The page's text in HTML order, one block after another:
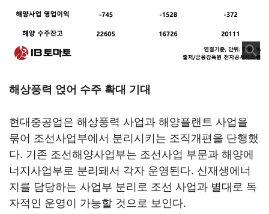
해상풍력 얹어 수주 확대 기대
현대중공업은 해상풍력 사업과 해양플랜트 사업을
묶어 조선사업부에서 분리시키는 조직개편을 단행했
다. 기존 조선해양사업부는 조선사업 부문과 해양에
너지사업부로 분리돼서 각자 운영된다. 신재생에너
지를 담당하는 사업부 분리로 조선 사업과 별대로 독
자적인 운영이 가능할 것으로 보인다.